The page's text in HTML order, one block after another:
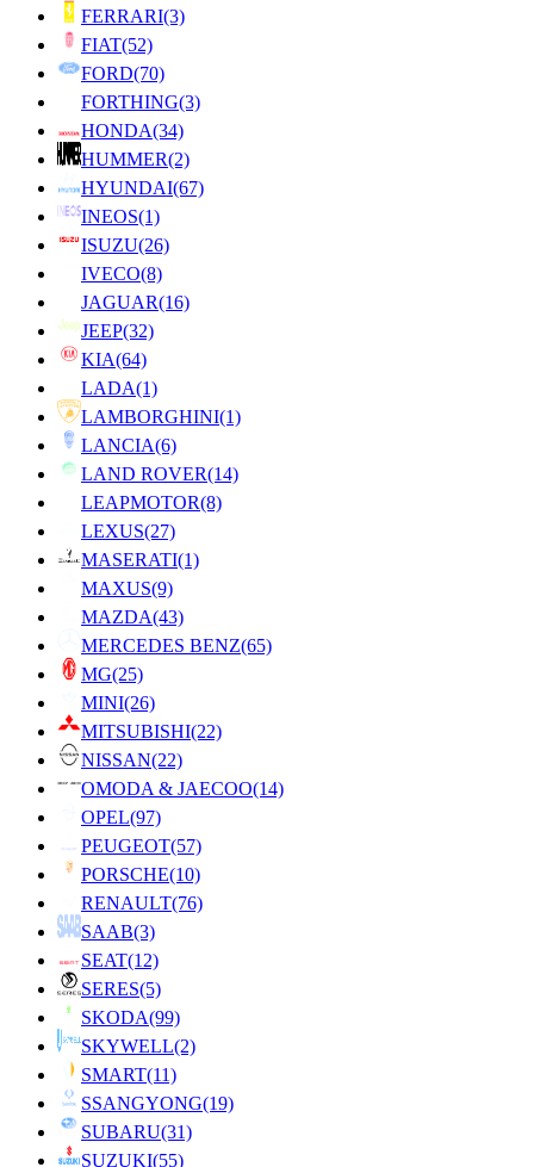
FERRARI(3)
FIAT(52)
FORD(70)
FORTHING(3)
HONDA(34)
HUMMER(2)
HYUNDAI(67)
INEOS(1)
ISUZU(26)
IVECO(8)
JAGUAR(16)
JEEP(32)
KIA(64)
LADA(1)
LAMBORGHINI(1)
LANCIA(6)
LAND ROVER(14)
LEAPMOTOR(8)
LEXUS(27)
MASERATI(1)
MAXUS(9)
MAZDA(43)
MERCEDES BENZ(65)
MG(25)
MINI(26)
MITSUBISHI(22)
NISSAN(22)
OMODA & JAECOO(14)
OPEL(97)
PEUGEOT(57)
PORSCHE(10)
RENAULT(76)
SAAB(3)
SEAT(12)
SERES(5)
SKODA(99)
SKYWELL(2)
SMART(11)
SSANGYONG(19)
SUBARU(31)
SUZUKI(55)